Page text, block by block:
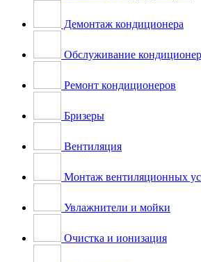
Демонтаж кондиционера
Обслуживание
Ремонт кондиционеров
Бризеры
Вентиляция
Монтаж вентиляционных
Увлажнители и мойки
Очистка и ионизация